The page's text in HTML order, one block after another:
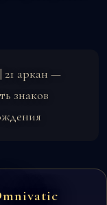
| 21 аркан —
знаков